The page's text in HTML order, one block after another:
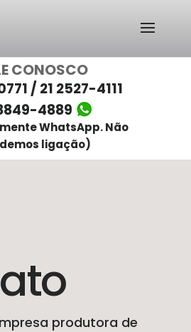
CONOSCO
/ 21 2527-4111
4889
WhatsApp. Não
ligação)
produtora de